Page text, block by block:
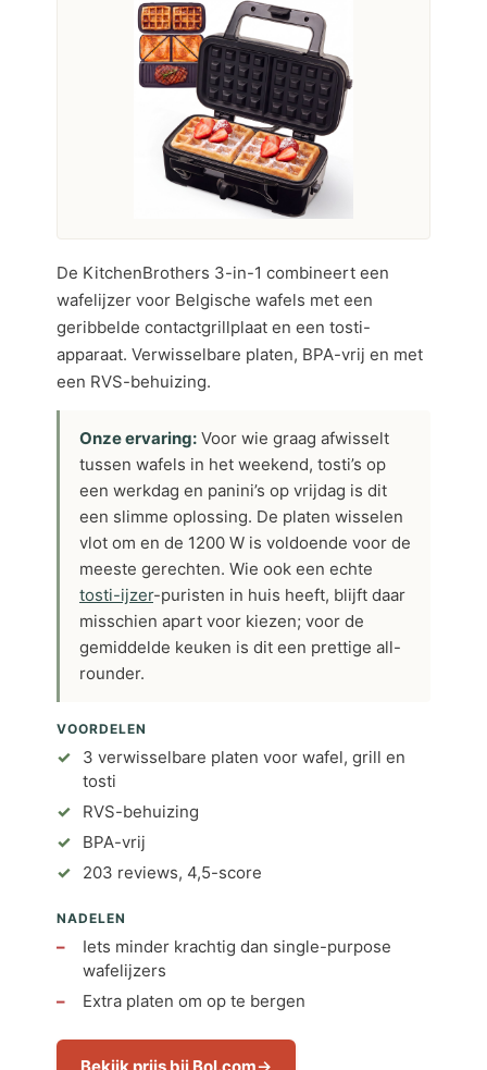
De KitchenBrothers 3-in-1 combineert een
wafelijzer voor Belgische wafels met een
geribbelde contactgrillplaat en een tosti-
apparaat. Verwisselbare platen, BPA-vrij en met
een RVS-behuizing.
Onze ervaring: Voor wie graag afwisselt
tussen wafels in het weekend, tosti’s op
een werkdag en panini’s op vrijdag is dit
een slimme oplossing. De platen wisselen
vlot om en de 1200 W is voldoende voor de
meeste gerechten. Wie ook een echte
tosti-ijzer-puristen in huis heeft, blijft daar
misschien apart voor kiezen; voor de
gemiddelde keuken is dit een prettige all-
rounder.
VOORDELEN
3 verwisselbare platen voor wafel, grill en
tosti
RVS-behuizing
BPA-vrij
203 reviews, 4,5-score
NADELEN
Iets minder krachtig dan single-purpose
wafelijzers
Extra platen om op te bergen